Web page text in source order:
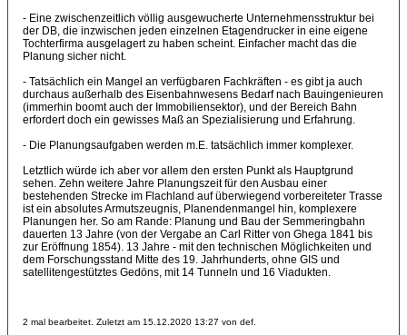
- Eine zwischenzeitlich völlig ausgewucherte Unternehmensstruktur bei
der DB, die inzwischen jeden einzelnen Etagendrucker in eine eigene
Tochterfirma ausgelagert zu haben scheint. Einfacher macht das die
Planung sicher nicht.
- Tatsächlich ein Mangel an verfügbaren Fachkräften - es gibt ja auch
durchaus außerhalb des Eisenbahnwesens Bedarf nach Bauingenieuren
(immerhin boomt auch der Immobiliensektor), und der Bereich Bahn
erfordert doch ein gewisses Maß an Spezialisierung und Erfahrung.
- Die Planungsaufgaben werden m.E. tatsächlich immer komplexer.
Letztlich würde ich aber vor allem den ersten Punkt als Hauptgrund
sehen. Zehn weitere Jahre Planungszeit für den Ausbau einer
bestehenden Strecke im Flachland auf überwiegend vorbereiteter Trasse
ist ein absolutes Armutszeugnis, Planendenmangel hin, komplexere
Planungen her. So am Rande: Planung und Bau der Semmeringbahn
dauerten 13 Jahre (von der Vergabe an Carl Ritter von Ghega 1841 bis
zur Eröffnung 1854). 13 Jahre - mit den technischen Möglichkeiten und
dem Forschungsstand Mitte des 19. Jahrhunderts, ohne GIS und
satellitengestütztes Gedöns, mit 14 Tunneln und 16 Viadukten.
2 mal bearbeitet. Zuletzt am 15.12.2020 13:27 von def.